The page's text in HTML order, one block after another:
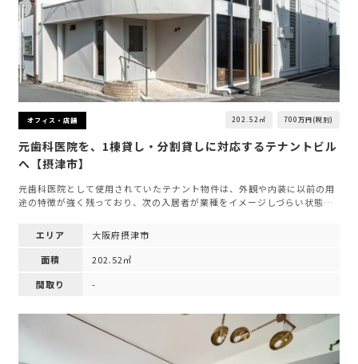
オフィス・店舗 202.52㎡ 700万円(税別)
元歯科医院を、1棟貸し・分割貸しに対応するテナントビル
へ【摂津市】
元歯科医院として使用されていたテナント物件は、外観や内装に以前の用
途の特徴が強く残っており、次の入居者が業種をイメージしづらい状態…
エリア
大阪府摂津市
面積
202.52㎡
間取り
-